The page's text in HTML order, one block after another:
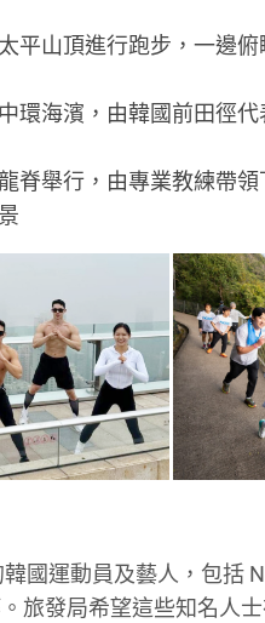
平山頂進行跑步，一邊
環海濱，由韓國前田徑
脊舉行，由專業教練帶
國運動員及藝人，包括
旅發局希望這些知名人